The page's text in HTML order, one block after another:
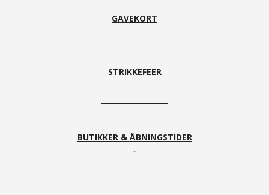
GAVEKORT
STRIKKEFEER
BUTIKKER & ÅBNINGSTIDER